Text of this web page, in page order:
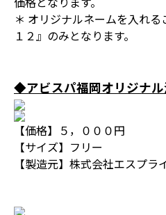
＊ オリジナルネームを入れ
１２』のみとなります。
◆アビスパ福岡オリジナ
【価格】５，０００円
【サイズ】フリー
【製造元】株式会社エスプラ